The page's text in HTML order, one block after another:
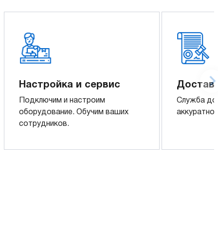
Настройка и сервис
Подключим и настроим
оборудование. Обучим ваших
сотрудников.
Служба
аккуратно